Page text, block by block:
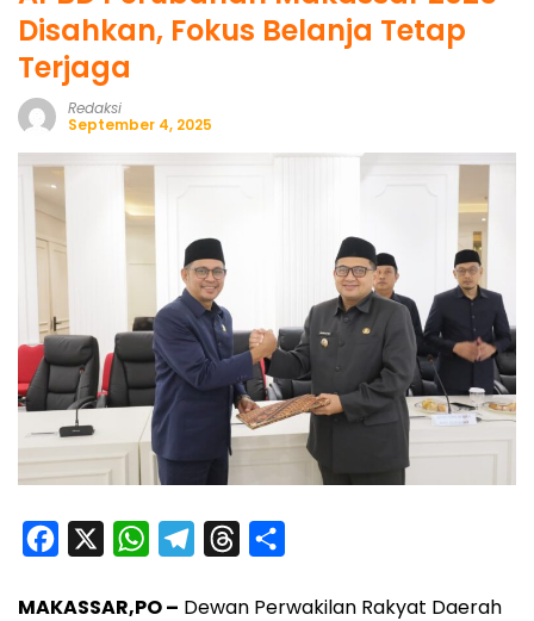
Disahkan, Fokus Belanja Tetap
Terjaga
Redaksi
September 4, 2025
c
W
a
l
r
a
MAKASSAR,PO – Dewan Perwakilan Rakyat Daerah